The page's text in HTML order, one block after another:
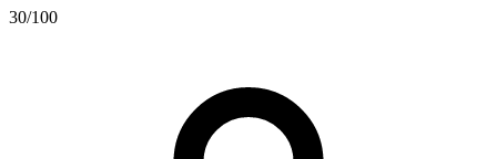
30/100